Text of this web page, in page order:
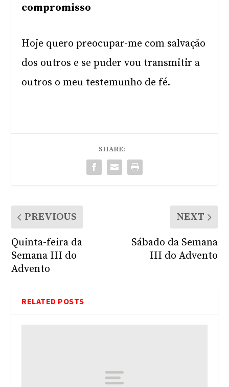
compromisso
Hoje quero preocupar-me com salvação
dos outros e se puder vou transmitir a
outros o meu testemunho de fé.
SHARE:
PREVIOUS
Quinta-feira da
Semana III do
Advento
NEXT
Sábado da Semana
III do Advento
RELATED POSTS